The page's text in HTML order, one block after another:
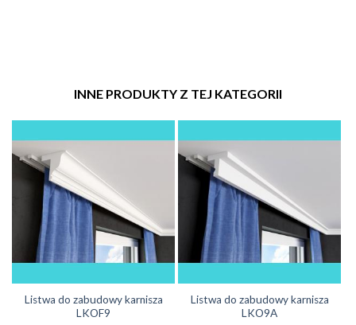
INNE PRODUKTY Z TEJ KATEGORII
Listwa do zabudowy karnisza
LKOF9
Listwa do zabudowy karnisza
LKO9A